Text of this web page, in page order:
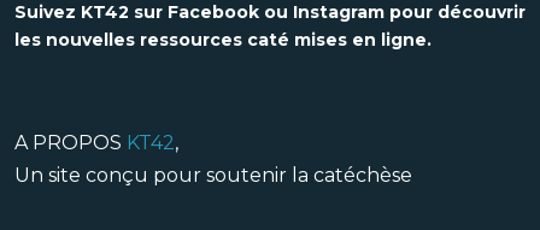
Suivez KT42 sur Facebook ou Instagram pour découvrir
les nouvelles ressources caté mises en ligne.
A PROPOS KT42,
Un site conçu pour soutenir la catéchèse